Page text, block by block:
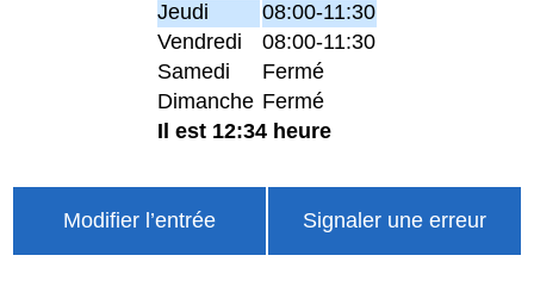
Jeudi
08:00-11:30
Vendredi
08:00-11:30
Samedi
Fermé
Dimanche Fermé
Il est 12:34 heure
Modifier l’entrée Signaler une erreur